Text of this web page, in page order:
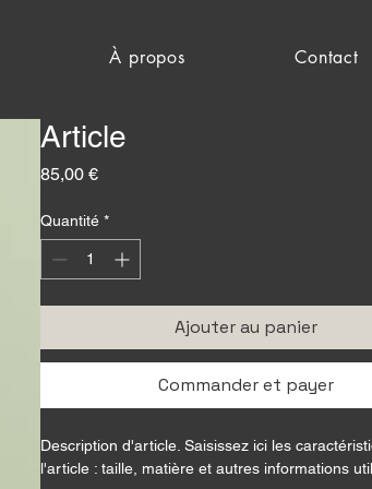
À propos Contact
Article
85,00 €Prix
Quantité *
Ajouter au panier
Commander et payer
Description d'article. Saisissez ici les
l'article : taille, matière et autres informations